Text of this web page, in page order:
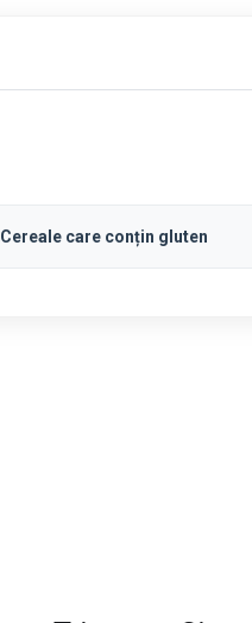
Cereale care conțin gluten